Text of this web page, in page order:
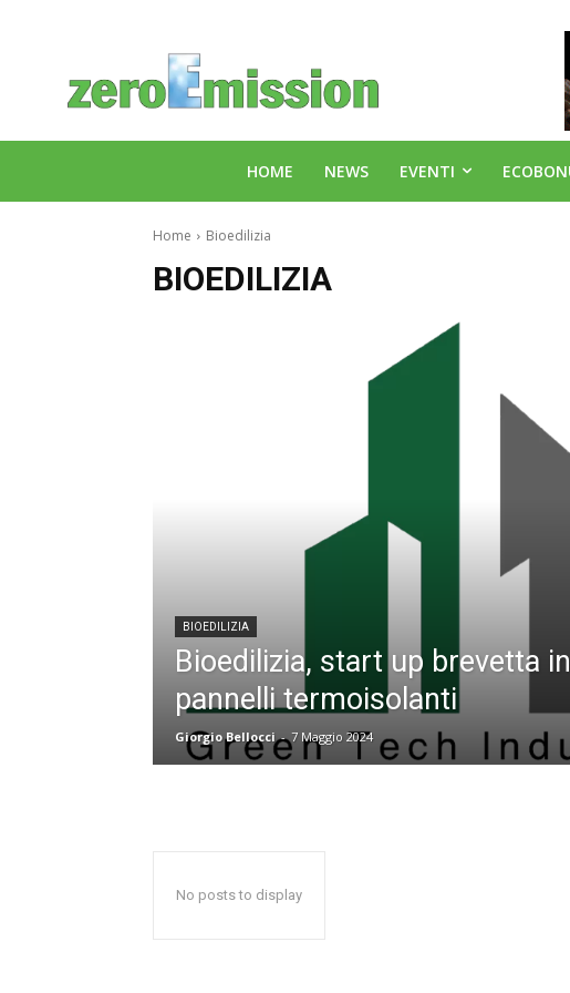
HOME NEWS EVENTI
Home Bioedilizia
BIOEDILIZIA
BIOEDILIZIA
Bioedilizia, start up brevetta
pannelli termoisolanti
Giorgio Bellocci - 7 Maggio 2024
No posts to display